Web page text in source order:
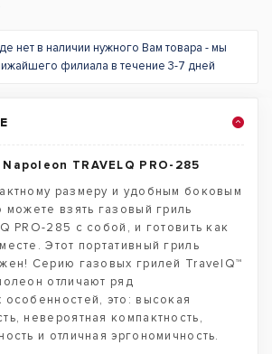
нет в наличии нужного Вам товара - мы
филиала в течение 3-7 дней
TRAVELQ PRO-285
размеру и удобным боковым
можете взять газовый гриль
PRO-285 с собой, и готовить как
Этот портативный гриль
Серию газовых грилей TravelQ™
отличают ряд
особенностей, это: высокая
невероятная компактность,
и отличная эргономичность.